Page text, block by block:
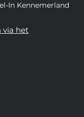
In Kennemerland
via het